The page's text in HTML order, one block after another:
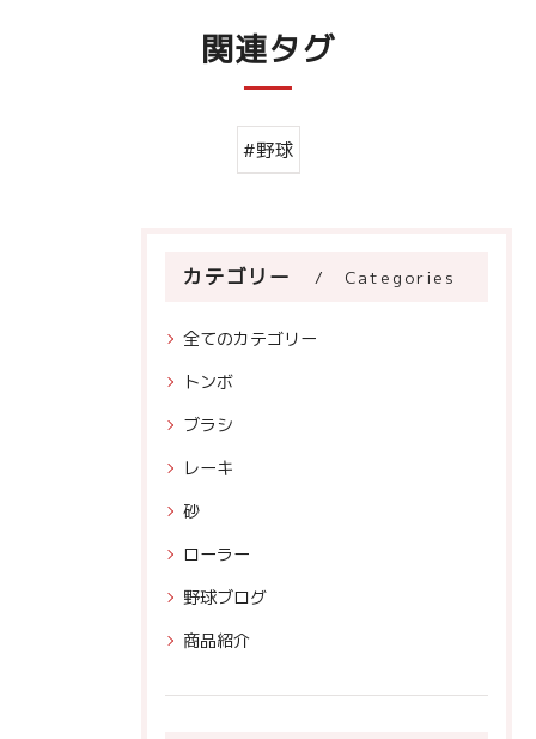
関連タグ
#野球
カテゴリー Categories
全てのカテゴリー
トンボ
ブラシ
レーキ
砂
ローラー
野球ブログ
商品紹介